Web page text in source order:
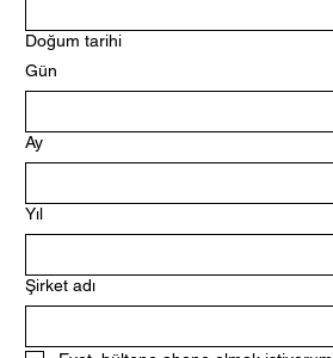
Doğum tarihi
Gün
Ay
Yıl
Şirket adı